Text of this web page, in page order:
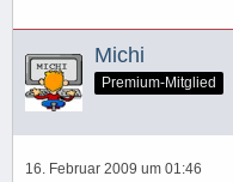
Michi
Premium-Mitglied
16. Februar 2009 um 01:46